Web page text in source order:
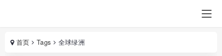
首页 Tags 全球绿洲